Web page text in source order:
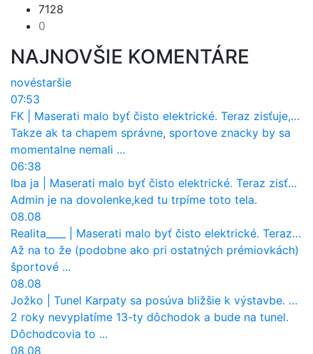
7128
0
NAJNOVŠIE KOMENTÁRE
novéstaršie
07:53
FK
Maserati malo byť čisto elektrické. Teraz zisťuje, že potrebuje nový osemvalcový motor
Takze ak ta chapem správne, sportove znacky by sa
momentalne nemali ...
06:38
Iba ja
Maserati malo byť čisto elektrické. Teraz zisťuje, že potrebuje nový osemvalcový motor
Admin je na dovolenke,ked tu trpíme toto tela.
08.08
Realita____
Maserati malo byť čisto elektrické. Teraz zisťuje, že potrebuje nový osemvalcový motor
Až na to že (podobne ako pri ostatných prémiovkách)
športové ...
08.08
Jožko
Tunel Karpaty sa posúva bližšie k výstavbe. NDS urobila dôležitý krok
2 roky nevyplatíme 13-ty dôchodok a bude na tunel.
Dôchodcovia to ...
08.08